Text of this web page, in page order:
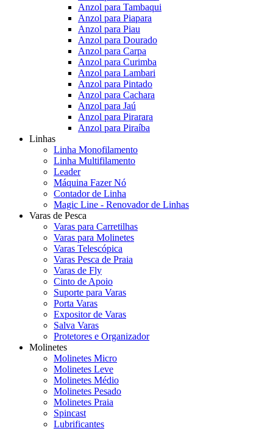
Anzol para Tambaqui
Anzol para Piapara
Anzol para Piau
Anzol para Dourado
Anzol para Carpa
Anzol para Curimba
Anzol para Lambari
Anzol para Pintado
Anzol para Cachara
Anzol para Jaú
Anzol para Pirarara
Anzol para Piraíba
Linhas
Linha Monofilamento
Linha Multifilamento
Leader
Máquina Fazer Nó
Contador de Linha
Magic Line - Renovador de Linhas
Varas de Pesca
Varas para Carretilhas
Varas para Molinetes
Varas Telescópica
Varas Pesca de Praia
Varas de Fly
Cinto de Apoio
Suporte para Varas
Porta Varas
Expositor de Varas
Salva Varas
Protetores e Organizador
Molinetes
Molinetes Micro
Molinetes Leve
Molinetes Médio
Molinetes Pesado
Molinetes Praia
Spincast
Lubrificantes